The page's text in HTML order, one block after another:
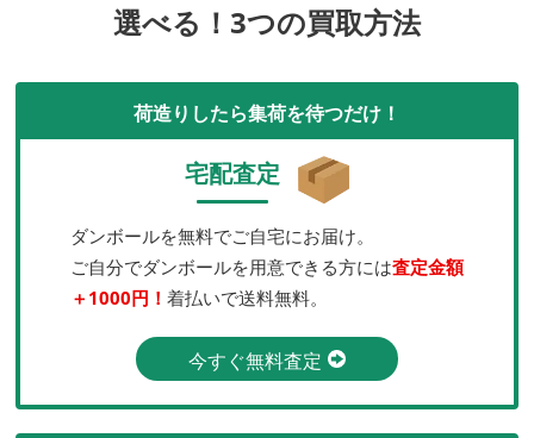
選べる！3つの買取方法
荷造りしたら集荷を待つだけ！
宅配査定
ダンボールを無料でご自宅にお届け。
ご自分でダンボールを用意できる方には査定金額
＋1000円！ 着払いで送料無料。
今すぐ無料査定